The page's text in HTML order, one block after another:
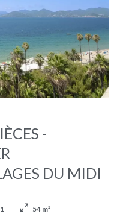
-
DU MIDI
1 54 m²